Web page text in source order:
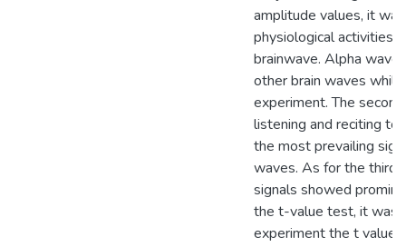
amplitude values, it
physiological activities
brainwave. Alpha
other brain waves
experiment. The
listening and reciting
the most prevailing
waves. As for the third
signals showed
the t-value test, it was
experiment the t